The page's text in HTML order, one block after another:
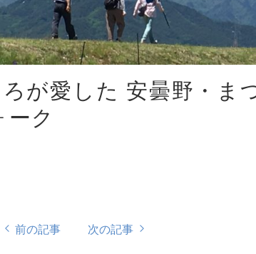
が愛した 安曇野・
ク
前の記事 次の記事